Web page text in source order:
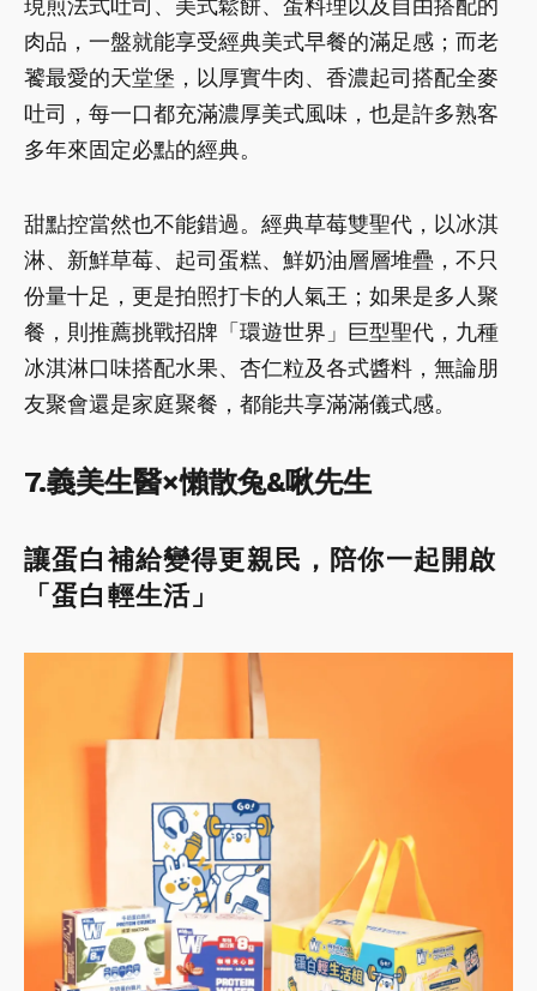
現煎法式吐司、美式鬆餅、蛋料理以及自由搭配的
肉品，一盤就能享受經典美式早餐的滿足感；而老
饕最愛的天堂堡，以厚實牛肉、香濃起司搭配全麥
吐司，每一口都充滿濃厚美式風味，也是許多熟客
多年來固定必點的經典。
甜點控當然也不能錯過。經典草莓雙聖代，以冰淇
淋、新鮮草莓、起司蛋糕、鮮奶油層層堆疊，不只
份量十足，更是拍照打卡的人氣王；如果是多人聚
餐，則推薦挑戰招牌「環遊世界」巨型聖代，九種
冰淇淋口味搭配水果、杏仁粒及各式醬料，無論朋
友聚會還是家庭聚餐，都能共享滿滿儀式感。
7.義美生醫×懶散兔&啾先生
讓蛋白補給變得更親民，陪你一起開啟
「蛋白輕生活」